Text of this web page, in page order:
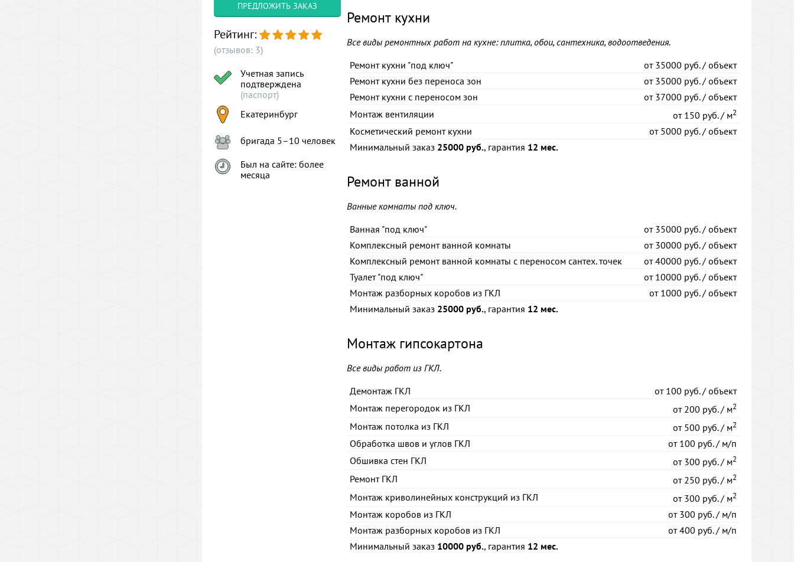
ПРЕДЛОЖИТЬ ЗАКАЗ
Рейтинг:
(отзывов: 3)
Учетная запись
подтверждена
(паспорт)
Екатеринбург
бригада 5–10 человек
Был на сайте: более
месяца
Ремонт кухни
Все виды ремонтных работ на кухне: плитка, обои, сантехника, водоотведения.
Ремонт кухни "под ключ"
от35000 руб. / объект
Ремонт кухни без переноса зон
от35000 руб. / объект
Ремонт кухни с переносом зон
от37000 руб. / объект
Монтаж вентиляции
от150 руб. / м2
Косметический ремонт кухни от5000 руб. / объект
Минимальный заказ 25000 руб., гарантия 12 мес.
Ремонт ванной
Ванные комнаты под ключ.
Ванная "под ключ"
от35000 руб. / объект
Комплексный ремонт ванной комнаты
от30000 руб. / объект
Комплексный ремонт ванной комнаты с переносом сантех. точек
от40000 руб. / объект
Туалет "под ключ"
от10000 руб. / объект
Монтаж разборных коробов из ГКЛ
от1000 руб. / объект
Минимальный заказ 25000 руб., гарантия 12 мес.
Монтаж гипсокартона
Все виды работ из ГКЛ.
Демонтаж ГКЛ
от100 руб. / объект
Монтаж перегородок из ГКЛ
от200 руб. / м2
Монтаж потолка из ГКЛ от500 руб. / м2
Обработка швов и углов ГКЛ от100 руб. / м/п
Обшивка стен ГКЛ
от300 руб. / м2
Ремонт ГКЛ от250 руб. / м2
Монтаж криволинейных конструкций из ГКЛ от300 руб. / м2
Монтаж коробов из ГКЛ от300 руб. / м/п
Монтаж разборных коробов из ГКЛ
от400 руб. / м/п
Минимальный заказ 10000 руб., гарантия 12 мес.